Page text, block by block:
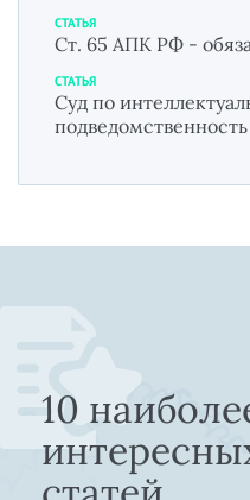
СТАТЬЯ
Ст. 65 АПК РФ -
СТАТЬЯ
Суд по
10